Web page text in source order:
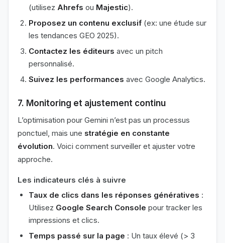
(utilisez Ahrefs ou Majestic).
Proposez un contenu exclusif (ex: une étude sur
les tendances GEO 2025).
Contactez les éditeurs avec un pitch
personnalisé.
Suivez les performances avec Google Analytics.
7. Monitoring et ajustement continu
L’optimisation pour Gemini n’est pas un processus
ponctuel, mais une stratégie en constante
évolution. Voici comment surveiller et ajuster votre
approche.
Les indicateurs clés à suivre
Taux de clics dans les réponses génératives :
Utilisez Google Search Console pour tracker les
impressions et clics.
Temps passé sur la page : Un taux élevé (> 3